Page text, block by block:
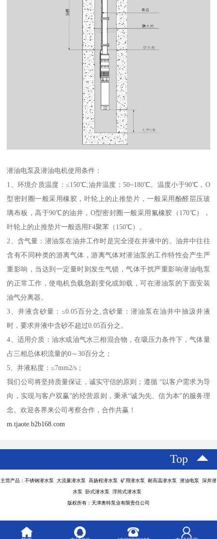
潜油电泵及潜油电机使用条件：
1、环境介质温度：≤150℃;油井温度：50~180℃。温度小于90℃，O
型密封圈一般采用橡胶，叶轮上的止推垫片，一般采用酚醛层压玻
璃布板，高于90℃的油井，O型密封圈一般采用氟橡胶（170℃），
叶轮上的止推垫片一般选用F4聚苯（150℃）。
2、含气量：潜油泵在油井工作时是完全浸在井液中的。油井中往往
含有不同种类的游离气体，游离气体对潜油泵的工作特性会产生严
重影响，当达到一定量时则发生气锁，气体干扰严重影响潜油电泵
的正常工作，使电机负载急剧变化或卸载，可在潜油泵的下面安装
油气分离器。
3、井液含砂量：≤0.05百分之,含砂量：潜油泵在油井中抽汲井液
时，要求井液中含砂不超过0.05百分之。
4、适用介质：油水或油气水三相混合物，在吸压力条件下，气体量
占三相总体积流量的0～30百分之；
5、井液粘度：≤7mm2/s；
我们公司将坚持质量保证，诚实守信的原则；遵循 “以客户需求为导
向，实现与客户双赢”的经营原则，秉承“诚为先、信为本”的服务理
念。欢迎各界来公司考察合作，合作共赢！
m.tjaote.b2b168.com
Top
主营产品：不锈钢潜水泵 大流量潜水泵 高扬程潜水泵 矿用潜水泵 耐高温潜水泵 潜油电泵 深井潜
水泵 卧式潜水泵 浮筒式潜水泵
版权所有：天津奥特泵业有限责任公司